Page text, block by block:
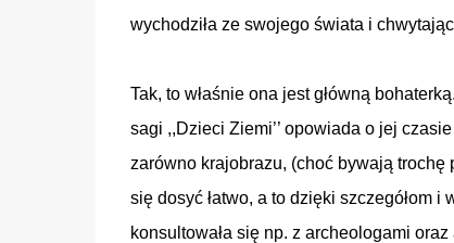
wychodziła ze swojego świata i
Tak, to właśnie ona jest główną
sagi ,,Dzieci Ziemi’’ opowiada o jej
zarówno krajobrazu, (choć bywają trochę
się dosyć łatwo, a to dzięki szczegółom
konsultowała się np. z archeologami